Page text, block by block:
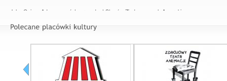
John Quincy Adams – szósty prezydent Stanów Zjednoczonych Ameryki